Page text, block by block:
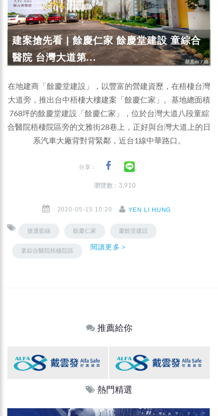
建案搶先看 | 餘慶仁家 餘慶堂建設 童綜合
醫院 台灣大道第...
在地建商「餘慶堂建設」，以豐富的營建資歷，在梧棲台灣
大道旁，推出台中梧棲大樓建案「餘慶仁家」。基地總面積
768坪的餘慶堂建設「餘慶仁家」，位於台灣大道八段童綜
合醫院梧棲院區旁的文雅街28巷上，正好與台灣大道上的日
系汽車大廠背對背緊鄰，近台1線中華路口。
分享：
瀏覽數 : 3,910
2020-05-15 10:20 YEN LI HUNG
捷運藍線 餘慶仁家 慶餘堂建設
童綜合醫院梧棲院區 閱讀更多＞
推薦給你
熱門精選